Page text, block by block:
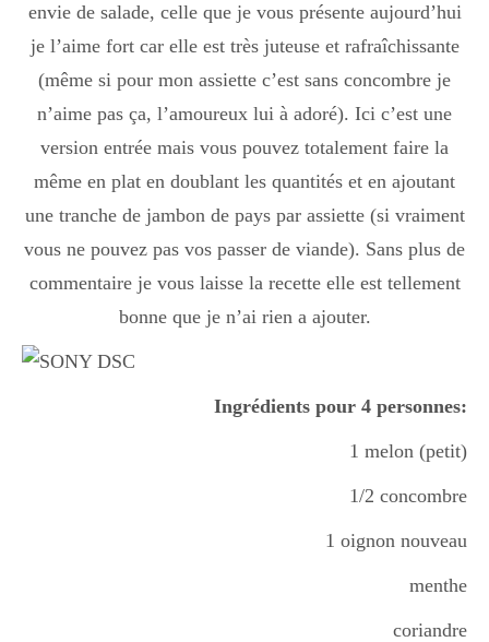
Apéro
Entrée
plats
Dessert
Mes amis en cuisine
envie de salade, celle que je vous présente aujourd’hui
je l’aime fort car elle est très juteuse et rafraîchissante
(même si pour mon assiette c’est sans concombre je
n’aime pas ça, l’amoureux lui à adoré). Ici c’est une
version entrée mais vous pouvez totalement faire la
même en plat en doublant les quantités et en ajoutant
une tranche de jambon de pays par assiette (si vraiment
vous ne pouvez pas vos passer de viande). Sans plus de
commentaire je vous laisse la recette elle est tellement
bonne que je n’ai rien a ajouter.
Ingrédients pour 4 personnes:
1 melon (petit)
1/2 concombre
1 oignon nouveau
menthe
coriandre